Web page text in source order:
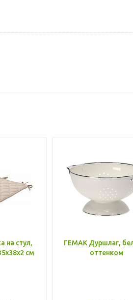
на стул,
см
ГЕМАК Дуршлаг,
оттенком